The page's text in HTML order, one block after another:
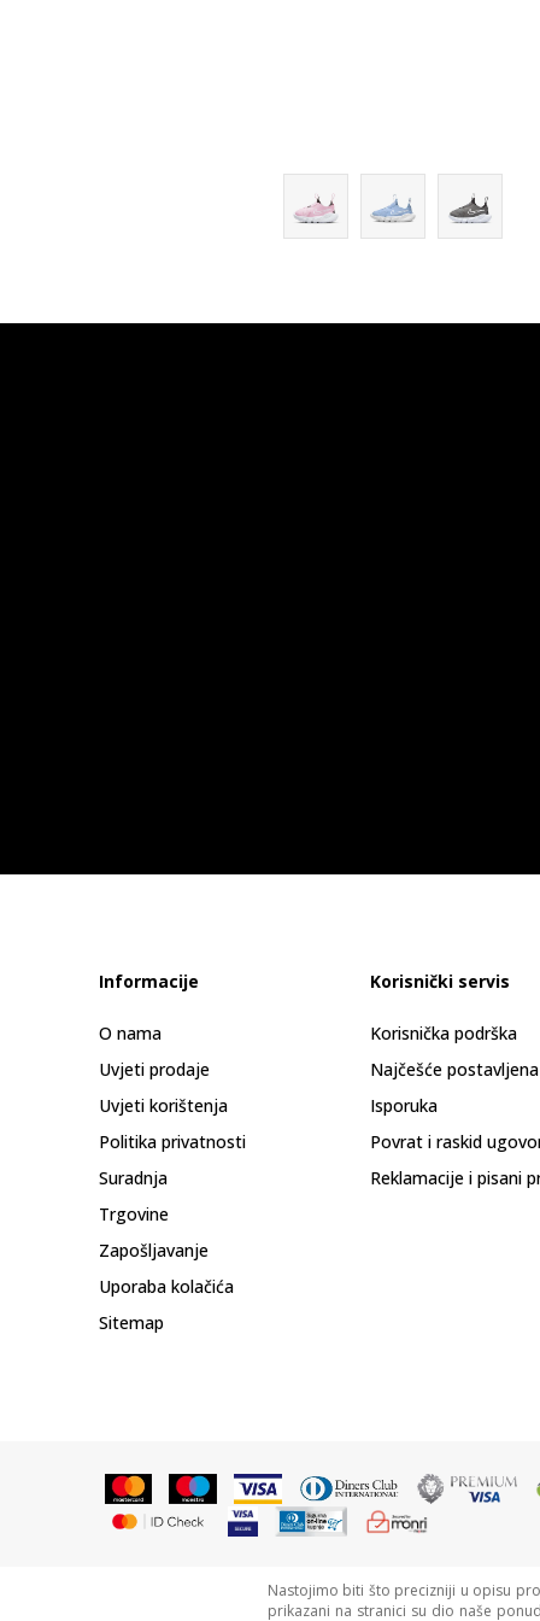
Informacije
O nama
Uvjeti prodaje
Uvjeti korištenja
Politika privatnosti
Suradnja
Trgovine
Zapošljavanje
Uporaba kolačića
Sitemap
Korisnički servis
Korisnička podrška
Najčešće
Isporuka
Povrat i raskid
Reklamacije i pisani
Nastojimo biti što precizniji u opisu
prikazani na stranici su dio naše